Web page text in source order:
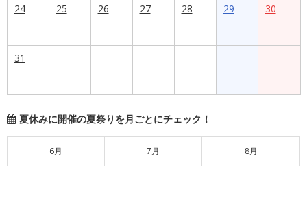
24 25 26 27 28 29 30
31
夏休みに開催の夏祭りを月ごとにチェック！
6月 7月 8月